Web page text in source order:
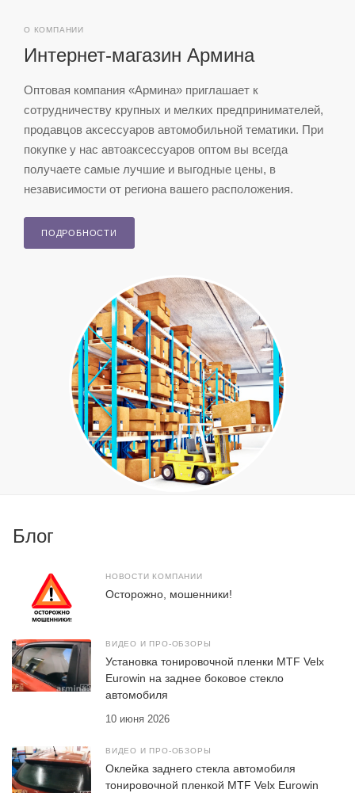
О КОМПАНИИ
Интернет-магазин Армина
Оптовая компания «Армина» приглашает к
сотрудничеству крупных и мелких предпринимателей,
продавцов аксессуаров автомобильной тематики. При
покупке у нас автоаксессуаров оптом вы всегда
получаете самые лучшие и выгодные цены, в
независимости от региона вашего расположения.
ПОДРОБНОСТИ
Блог
НОВОСТИ КОМПАНИИ
Осторожно, мошенники!
ВИДЕО И ПРО-ОБЗОРЫ
10 июня 2026
Установка тонировочной пленки MTF Velx
Eurowin на заднее боковое стекло
автомобиля
ВИДЕО И ПРО-ОБЗОРЫ
Оклейка заднего стекла автомобиля
тонировочной пленкой MTF Velx Eurowin